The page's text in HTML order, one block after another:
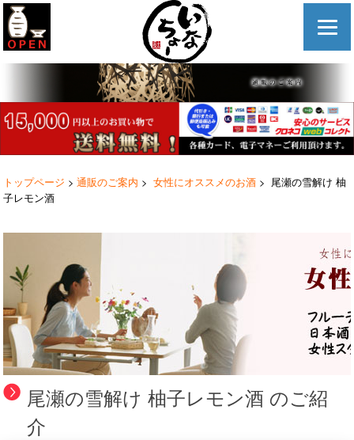
トップページ > 通販のご案内 > 女性にオススメのお酒 > 尾瀬の雪解け 柚
子レモン酒
尾瀬の雪解け 柚子レモン酒 のご紹
介